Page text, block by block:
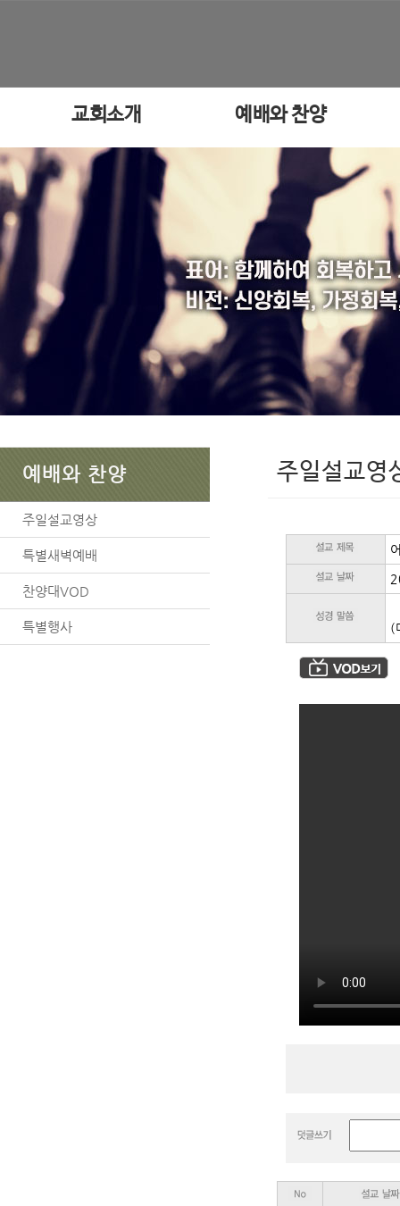
교회소개 예배와 찬양
예배와 찬양
주일설교영상
특별새벽예배
찬양대VOD
특별행사
주일설교영
(